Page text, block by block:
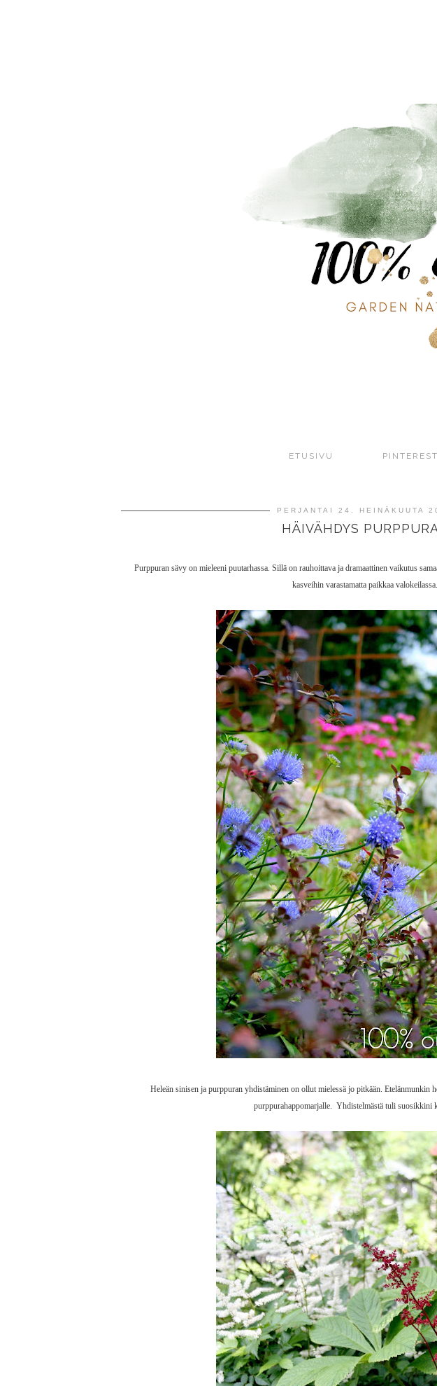
ETUSIVU PINTEREST
PERJANTAI 24. HEINÄKUUTA
HÄIVÄHDYS
Purppuran sävy on mieleeni puutarhassa. Sillä on rauhoittava ja dramaattinen vaikutus
kasveihin varastamatta paikkaa valokeilassa.
Heleän sinisen ja purppuran yhdistäminen on ollut mielessä jo pitkään. Etelänmunkin
purppurahappomarjalle. Yhdistelmästä tuli suosikkini